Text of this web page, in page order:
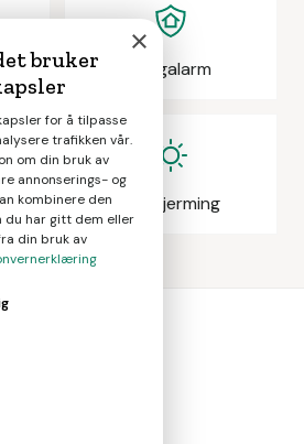
Boligalarm
Solskjerming
smarte boligvalg
×
bruker
for å tilpasse
trafikken vår.
om din bruk av
annonserings- og
kombinere den
du har gitt dem eller
din bruk av